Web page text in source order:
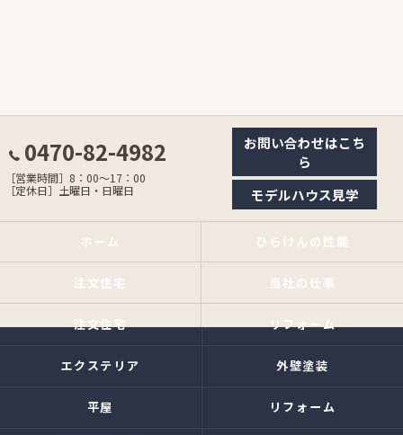
0470-82-4982
［営業時間］8：00〜17：00
［定休日］土曜日・日曜日
お問い合わせはこち
ら
モデルハウス見学
ホーム ひらけんの性能
注文住宅 当社の仕事
注文住宅 リフォーム
エクステリア 外壁塗装
平屋 リフォーム